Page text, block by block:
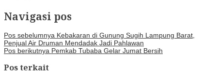
Navigasi pos
Pos sebelumnya Kebakaran di Gunung Sugih Lampung Barat,
Penjual Air Druman Mendadak Jadi Pahlawan
Pos berikutnya Pemkab Tubaba Gelar Jumat Bersih
Pos terkait